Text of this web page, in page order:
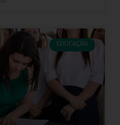
EDUCAÇÃO